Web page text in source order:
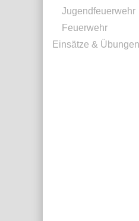
Jugendfeuerwehr
Feuerwehr
Einsätze & Übungen